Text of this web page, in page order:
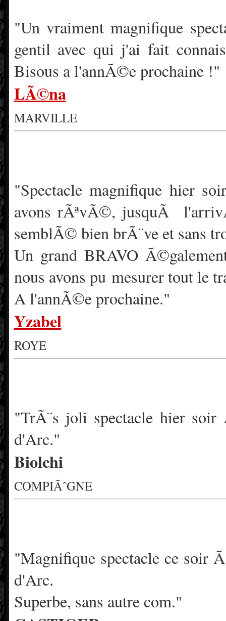
"Un vraiment magnifique
gentil avec qui j'ai fait
Bisous a l'annÃ©e prochaine !"
LÃ©na
MARVILLE
"Spectacle magnifique hier
avons rÃªvÃ©, jusquÃ
semblÃ© bien brÃ¨ve et sans
Un grand BRAVO
nous avons pu mesurer tout le
A l'annÃ©e prochaine."
Yzabel
ROYE
"TrÃ¨s joli spectacle hier
d'Arc."
Biolchi
COMPIÃˆGNE
"Magnifique spectacle ce soir
d'Arc.
Superbe, sans autre com."